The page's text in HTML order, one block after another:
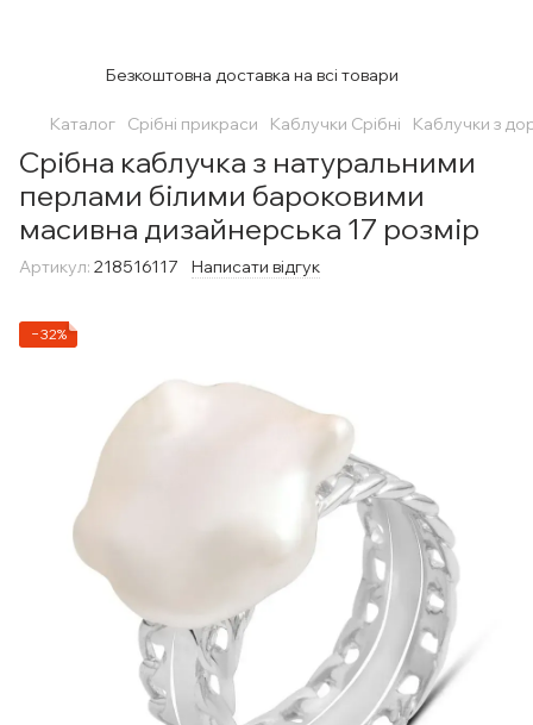
Безкоштовна доставка на всі товари
Каталог Срібні прикраси Каблучки Срібні Каблучки з
Срібна каблучка з натуральними
перлами білими бароковими
масивна дизайнерська 17 розмір
Артикул: 218516117 Написати відгук
−32%